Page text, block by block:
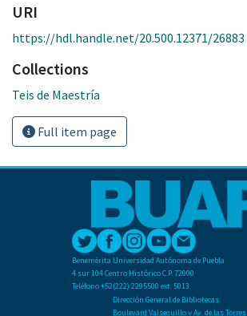
URI
https://hdl.handle.net/20.500.12371/26883
Collections
Teis de Maestría
Full item page
Benemérita Universidad Autónoma de Puebla
4 sur 104 Centro Histórico C.P. 72000
Teléfono +52(222) 2295500 ext. 5013
Dirección General de Bibliotecas
Boulevard Valsequillo y Av. de las Torres